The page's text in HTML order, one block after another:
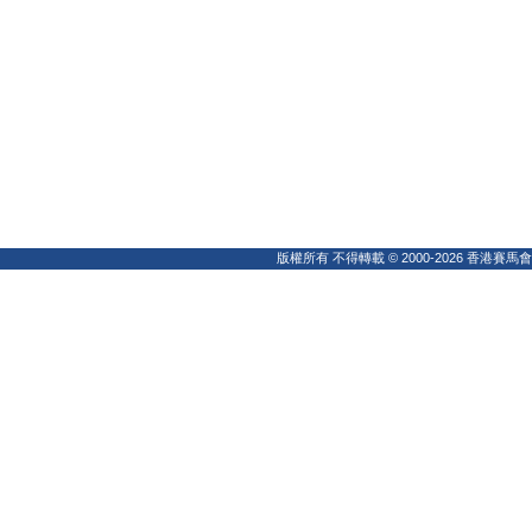
版權所有 不得轉載 © 2000-2026 香港賽馬會